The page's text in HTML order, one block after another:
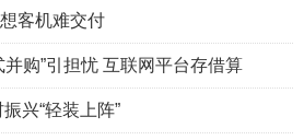
客机难交付
购”引担忧 互联网平台存借算
兴“轻装上阵”